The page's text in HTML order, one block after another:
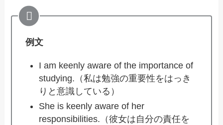
例文
I am keenly aware of the importance of
studying.（私は勉強の重要性をはっき
りと意識している）
She is keenly aware of her
responsibilities.（彼女は自分の責任を